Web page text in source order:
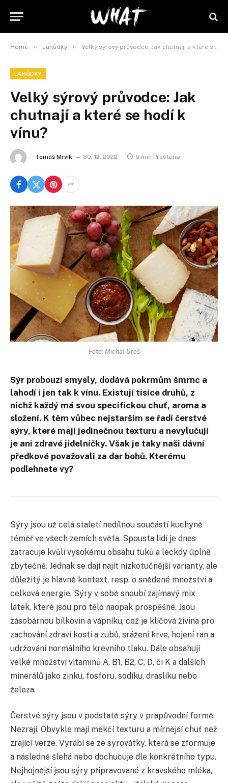
Home » Lahůdky » Velký sýrový průvodce: Jak chutnají a které se hodí k vínu?
LAHŮDKY
Velký sýrový průvodce: Jak
chutnají a které se hodí k
vínu?
Tomáš Mrvík 30. 12. 2022 5 min Přečteno
Foto: Michal Ureš
Sýr probouzí smysly, dodává pokrmům šmrnc a
lahodí i jen tak k vínu. Existují tisíce druhů, z
nichž každý má svou specifickou chuť, aroma a
složení. K těm vůbec nejstarším se řadí čerstvé
sýry, které mají jedinečnou texturu a nevylučují
je ani zdravé jídelníčky. Však je taky naši dávní
předkové považovali za dar bohů. Kterému
podlehnete vy?
Sýry jsou už celá staletí nedílnou součástí kuchyně
téměř ve všech zemích světa. Spousta lidí je dnes
zatracuje kvůli vysokému obsahu tuků a leckdy úplně
zbytečně. Jednak se dají najít nízkotučnější varianty, ale
důležitý je hlavně kontext, resp. o snědené množství a
celková energie. Sýry v sobě snoubí zajímavý mix
látek, které jsou pro tělo naopak prospěšné. Jsou
zásobárnou bílkovin a vápníku, což je klíčová živina pro
zachování zdraví kostí a zubů, srážení krve, hojení ran a
udržování normálního krevního tlaku. Dále obsahují
velké množství vitaminů A, B1, B2, C, D, či K a dalších
minerálů jako zinku, fosforu, sodíku, draslíku nebo
železa.
Čerstvé sýry jsou v podstatě sýry v prapůvodní formě.
Nezrají. Obvykle mají měkčí texturu a mírnější chuť než
zrající verze. Vyrábí se ze syrovátky, která se zformuje
a následně šlehá nebo dochucuje dle konkrétního typu.
Nejhojnější jsou sýry připravované z kravského mléka,